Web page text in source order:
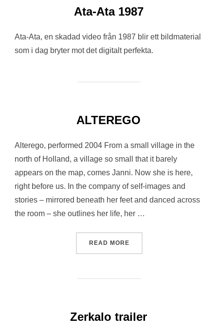
Ata-Ata 1987
Ata-Ata, en skadad video från 1987 blir ett bildmaterial
som i dag bryter mot det digitalt perfekta.
ALTEREGO
Alterego, performed 2004 From a small village in the
north of Holland, a village so small that it barely
appears on the map, comes Janni. Now she is here,
right before us. In the company of self-images and
stories – mirrored beneath her feet and danced across
the room – she outlines her life, her …
READ MORE“ALTEREGO”
Zerkalo trailer